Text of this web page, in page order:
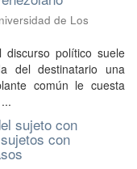
de Los
político suele
del destinatario una
común le cuesta
sujeto con
con